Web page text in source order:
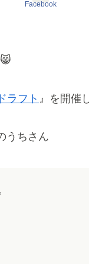
Facebook
ラフト 』を開催
うちさん